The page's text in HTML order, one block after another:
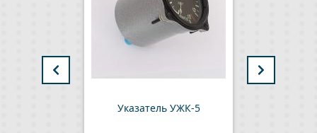
Указатель УЖК-5